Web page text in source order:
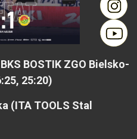
BOSTIK ZGO Bielsko-
25:20)
(ITA TOOLS Stal